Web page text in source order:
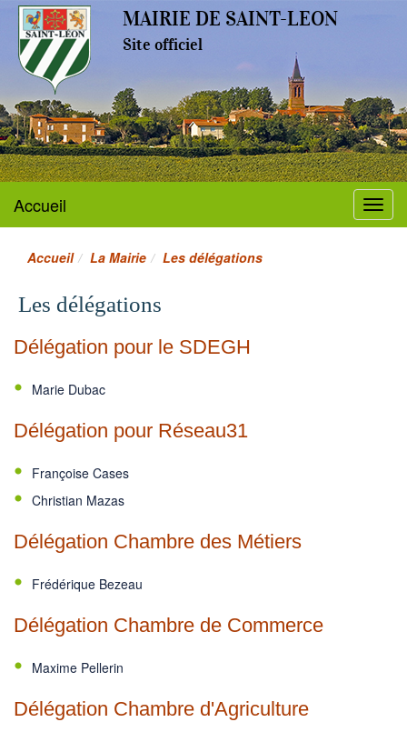
MAIRIE DE SAINT-LEON
Site officiel
Menu
Accueil
Accueil La Mairie Les délégations
Les délégations
Délégation pour le SDEGH
Marie Dubac
Délégation pour Réseau31
Françoise Cases
Christian Mazas
Délégation Chambre des Métiers
Frédérique Bezeau
Délégation Chambre de Commerce
Maxime Pellerin
Délégation Chambre d'Agriculture